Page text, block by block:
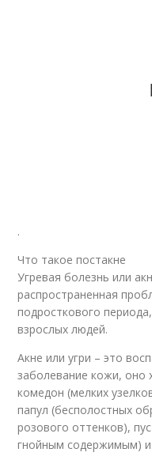
.
Что такое постакне
Угревая болезнь или
распространенная
подросткового
взрослых людей.
Акне или угри – это
заболевание кожи, оно
комедон (мелких
папул (бесполостных
розового оттенков),
гнойным содержимым)